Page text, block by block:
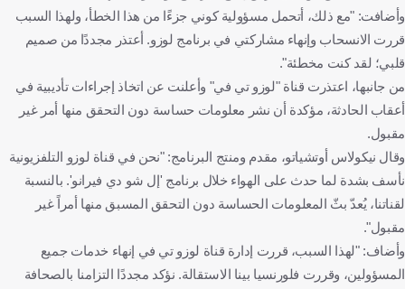
وأضافت: "مع ذلك، أتحمل مسؤولية كوني جزءًا من هذا الخطأ، ولهذا السبب
قررت الانسحاب وإنهاء مشاركتي في برنامج لوزو. أعتذر مجددًا من صميم
قلبي؛ لقد كنت مخطئة".
من جانبها، اعتذرت قناة "لوزو تي في" وأعلنت عن اتخاذ إجراءات تأديبية في
أعقاب الحادثة، مؤكدة أن نشر معلومات حساسة دون التحقق منها أمر غير
مقبول.
وقال نيكولاس أوتشياتو، مقدم ومنتج البرنامج: "نحن في قناة لوزو التلفزيونية
نأسف بشدة لما حدث على الهواء خلال برنامج 'إل شو دي فيرانو'. بالنسبة
لقناتنا، يُعدّ بثّ المعلومات الحساسة دون التحقق المسبق منها أمراً غير
مقبول".
وأضاف: "لهذا السبب، قررت إدارة قناة لوزو تي في إنهاء خدمات جميع
المسؤولين، وقررت فلورنسيا بينا الاستقالة. نؤكد مجددًا التزامنا بالصحافة